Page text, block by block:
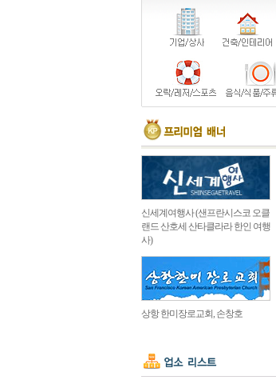
신세계여행사 (샌프란시스코 오클
랜드 산호세 산타클라라 한인 여행
사)
상항 한미장로교회, 손창호